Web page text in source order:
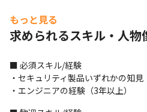
（変更の範囲）会社の定める業務
■ 募集背景
しており、従来型のSIEMを用いた
するアラートと巧妙な侵入に対応し
す。2026年のトレンドである
もっと見る
求められるスキル・人物
■ 必須スキル/経験
・セキュリティ製品いずれかの知見
・エンジニアの経験（3年以上）